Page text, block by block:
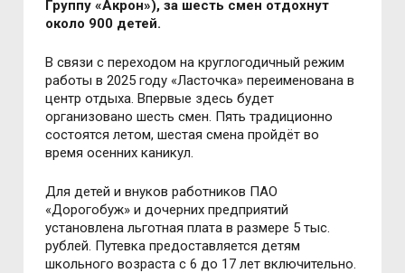
Группу «Акрон»), за шесть смен отдохнут
около 900 детей.
В связи с переходом на круглогодичный режим
работы в 2025 году «Ласточка» переименована в
центр отдыха. Впервые здесь будет
организовано шесть смен. Пять традиционно
состоятся летом, шестая смена пройдёт во
время осенних каникул.
Для детей и внуков работников ПАО
«Дорогобуж» и дочерних предприятий
установлена льготная плата в размере 5 тыс.
рублей. Путевка предоставляется детям
школьного возраста с 6 до 17 лет включительно.